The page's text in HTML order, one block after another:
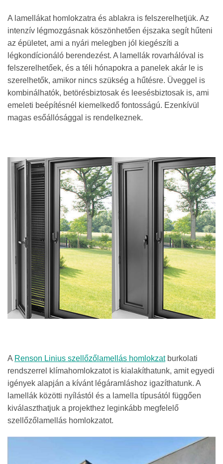
A lamellákat homlokzatra és ablakra is felszerelhetjük. Az
intenzív légmozgásnak köszönhetően éjszaka segít hűteni
az épületet, ami a nyári melegben jól kiegészíti a
légkondícionáló berendezést. A lamellák rovarhálóval is
felszerelhetőek, és a téli hónapokra a panelek akár le is
szerelhetők, amikor nincs szükség a hűtésre. Üveggel is
kombinálhatók, betörésbiztosak és leesésbiztosak is, ami
emeleti beépítésnél kiemelkedő fontosságú. Ezenkívül
magas esőállósággal is rendelkeznek.
A Renson Linius szellőzőlamellás homlokzatburkolati
rendszerrel klímahomlokzatot is kialakíthatunk, amit egyedi
igények alapján a kívánt légáramláshoz igazíthatunk. A
lamellák közötti nyílástól és a lamella típusától függően
kiválaszthatjuk a projekthez leginkább megfelelő
szellőzőlamellás homlokzatot.